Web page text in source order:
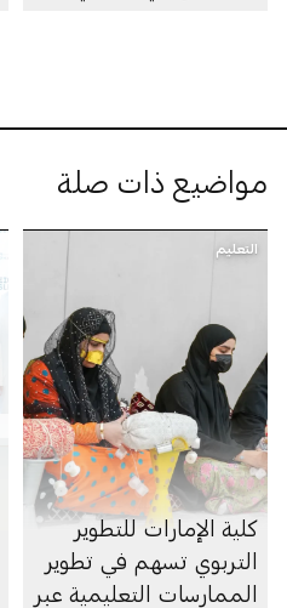
مواضيع ذات صلة
التعليم
كلية الإمارات للتطوير
التربوي تسهم في تطوير
الممارسات التعليمية عبر